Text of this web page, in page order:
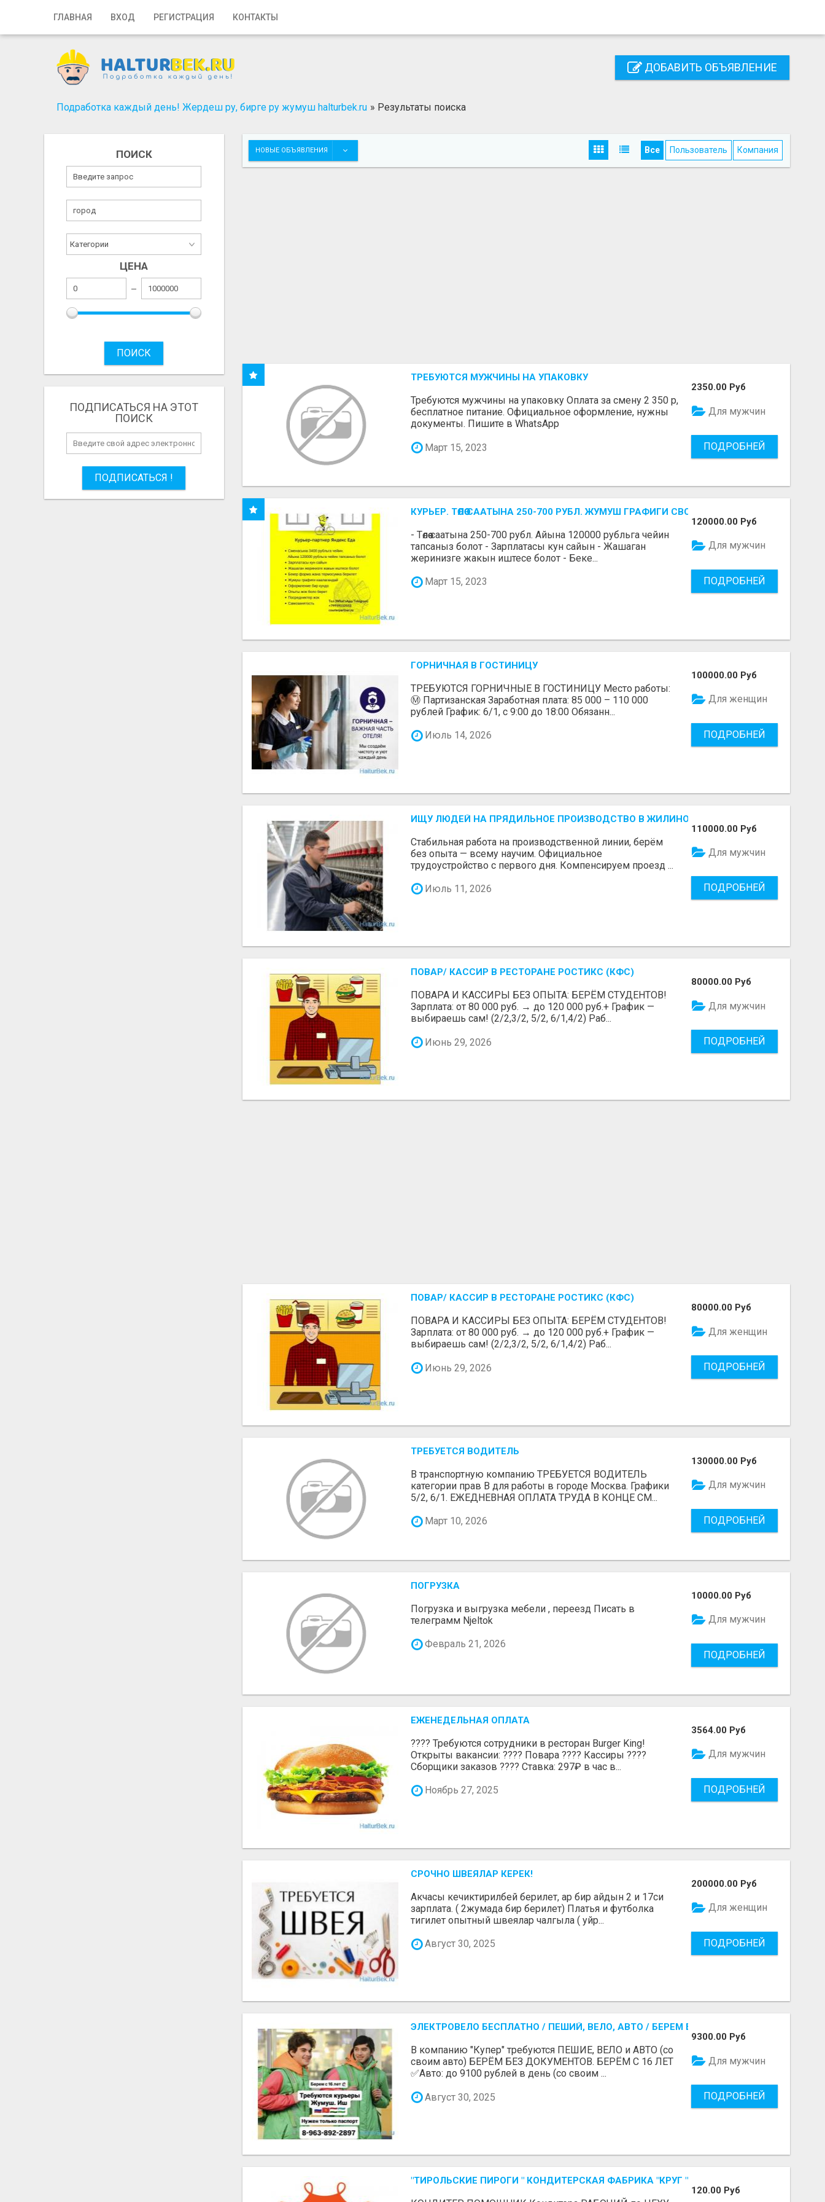
ГЛАВНАЯ ВХОД РЕГИСТРАЦИЯ КОНТАКТЫ
Главная
Регистрация ДОБАВИТЬ ОБЪЯВЛЕНИЕ
Подработка каждый день! Жердеш ру, бирге ру жумуш halturbek.ru » Результаты поиска
ПОИСК
ЦЕНА
ПОИСК
ПОДПИСАТЬСЯ НА ЭТОТ
ПОИСК
ПОДПИСАТЬСЯ !
НОВЫЕ ОБЪЯВЛЕНИЯ Все Пользователь Компания
ТРЕБУЮТСЯ МУЖЧИНЫ НА УПАКОВКУ
Требуются мужчины на упаковку Оплата за смену 2 350 р,
бесплатное питание. Официальное оформление, нужны
документы. Пишите в WhatsApp
Март 15, 2023
2350.00 Руб
Для мужчин
ПОДРОБНЕЙ
КУРЬЕР. ТӨЛӨӨ СААТЫНА 250-700 РУБЛ. ЖУМУШ ГРАФИГИ СВОБОДНЫЙ. БЕЗ ОПЫТА
- Төлөө саатына 250-700 рубл. Айына 120000 рубльга чейин
тапсаныз болот - Зарплатасы кун сайын - Жашаган
жеринизге жакын иштесе болот - Беке...
Март 15, 2023
120000.00 Руб
Для мужчин
ПОДРОБНЕЙ
ГОРНИЧНАЯ В ГОСТИНИЦУ
ТРЕБУЮТСЯ ГОРНИЧНЫЕ В ГОСТИНИЦУ Место работы:
Ⓜ️ Партизанская Заработная плата: 85 000 – 110 000
рублей График: 6/1, с 9:00 до 18:00 Обязанн...
Июль 14, 2026
100000.00 Руб
Для женщин
ПОДРОБНЕЙ
ИЩУ ЛЮДЕЙ НА ПРЯДИЛЬНОЕ ПРОИЗВОДСТВО В ЖИЛИНО-2 (ЛЮБЕРЦЫ), ФАБРИКА
Стабильная работа на производственной линии, берём
без опыта — всему научим. Официальное
трудоустройство с первого дня. Компенсируем проезд ...
Июль 11, 2026
110000.00 Руб
Для мужчин
ПОДРОБНЕЙ
ПОВАР/ КАССИР В РЕСТОРАНЕ РОСТИКС (КФС)
ПОВАРА И КАССИРЫ БЕЗ ОПЫТА: БЕРЁМ СТУДЕНТОВ!
Зарплата: от 80 000 руб. → до 120 000 руб.+ График —
выбираешь сам! (2/2,3/2, 5/2, 6/1,4/2) Раб...
Июнь 29, 2026
80000.00 Руб
Для мужчин
ПОДРОБНЕЙ
ПОВАР/ КАССИР В РЕСТОРАНЕ РОСТИКС (КФС)
ПОВАРА И КАССИРЫ БЕЗ ОПЫТА: БЕРЁМ СТУДЕНТОВ!
Зарплата: от 80 000 руб. → до 120 000 руб.+ График —
выбираешь сам! (2/2,3/2, 5/2, 6/1,4/2) Раб...
Июнь 29, 2026
80000.00 Руб
Для женщин
ПОДРОБНЕЙ
ТРЕБУЕТСЯ ВОДИТЕЛЬ
В транспортную компанию ТРЕБУЕТСЯ ВОДИТЕЛЬ
категории прав В для работы в городе Москва. Графики
5/2, 6/1. ЕЖЕДНЕВНАЯ ОПЛАТА ТРУДА В КОНЦЕ СМ...
Март 10, 2026
130000.00 Руб
Для мужчин
ПОДРОБНЕЙ
ПОГРУЗКА
Погрузка и выгрузка мебели , переезд Писать в
телеграмм Njeltok
Февраль 21, 2026
10000.00 Руб
Для мужчин
ПОДРОБНЕЙ
ЕЖЕНЕДЕЛЬНАЯ ОПЛАТА
???? Требуются сотрудники в ресторан Burger King!
Открыты вакансии: ???? Повара ???? Кассиры ????
Сборщики заказов ???? Ставка: 297₽ в час в...
Ноябрь 27, 2025
3564.00 Руб
Для мужчин
ПОДРОБНЕЙ
СРОЧНО ШВЕЯЛАР КЕРЕК!
Акчасы кечиктирилбей берилет, ар бир айдын 2 и 17си
зарплата. ( 2жумада бир берилет) Платья и футболка
тигилет опытный швеялар чалгыла ( уйр...
Август 30, 2025
200000.00 Руб
Для женщин
ПОДРОБНЕЙ
ЭЛЕКТРОВЕЛО БЕСПЛАТНО / ПЕШИЙ, ВЕЛО, АВТО / БЕРЕМ БЕЗ ДОКУМЕНТОВ / ЛЮБОЙ
В компанию "Купер" требуются ПЕШИЕ, ВЕЛО и АВТО (со
своим авто) БЕРЁМ БЕЗ ДОКУМЕНТОВ. БЕРЁМ С 16 ЛЕТ
✅Авто: до 9100 рублей в день (со своим ...
Август 30, 2025
9300.00 Руб
Для мужчин
ПОДРОБНЕЙ
"ТИРОЛЬСКИЕ ПИРОГИ " КОНДИТЕРСКАЯ ФАБРИКА "КРУГ "
120.00 Руб